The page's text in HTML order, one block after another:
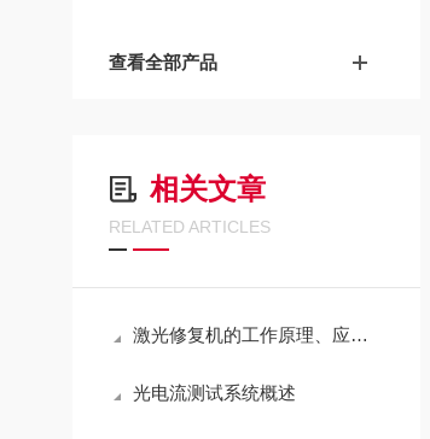
查看全部产品
相关文章
RELATED ARTICLES
激光修复机的工作原理、应用及未来发展方向
光电流测试系统概述